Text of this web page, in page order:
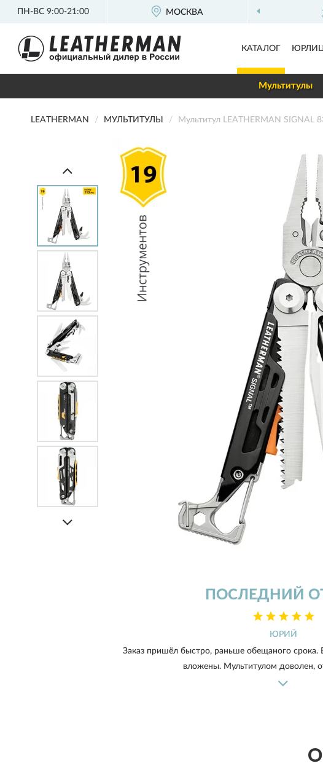
ПН-ВС 9:00-21:00 МОСКВА
КАТАЛОГ
Мультитулы
LEATHERMAN МУЛЬТИТУЛЫ Мультитул LEATHERMAN SIGNAL
ПОСЛЕДНИЙ
ЮРИЙ
Заказ пришёл быстро, раньше обещаного срока.
вложены. Мультитулом доволен,